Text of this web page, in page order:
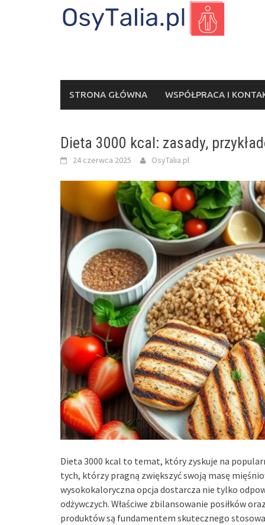
STRONA GŁÓWNA WSPÓŁPRACA I
Dieta 3000 kcal: zasady,
24 czerwca 2025 OsyTalia.pl
Dieta 3000 kcal to temat, który zyskuje na
tych, którzy pragną zwiększyć swoją masę
wysokokaloryczna opcja dostarcza nie tylko
odżywczych. Właściwe zbilansowanie posiłków
produktów są fundamentem skutecznego